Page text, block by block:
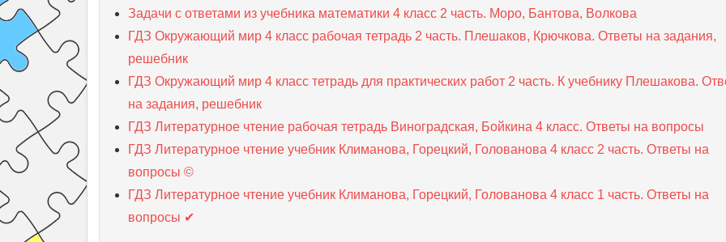
Задачи с ответами из учебника математики 4 класс 2 часть. Моро, Бантова, Волкова
ГДЗ Окружающий мир 4 класс рабочая тетрадь 2 часть. Плешаков, Крючкова. Ответы на задания,
решебник
ГДЗ Окружающий мир 4 класс тетрадь для практических работ 2 часть. К учебнику Плешакова.
на задания, решебник
ГДЗ Литературное чтение рабочая тетрадь Виноградская, Бойкина 4 класс. Ответы на вопросы
ГДЗ Литературное чтение учебник Климанова, Горецкий, Голованова 4 класс 2 часть. Ответы на
вопросы ©
ГДЗ Литературное чтение учебник Климанова, Горецкий, Голованова 4 класс 1 часть. Ответы на
вопросы ✔